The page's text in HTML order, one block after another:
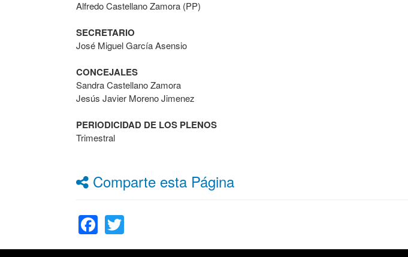
Alfredo Castellano Zamora (PP)
SECRETARIO
José Miguel García Asensio
CONCEJALES
Sandra Castellano Zamora
Jesús Javier Moreno Jimenez
PERIODICIDAD DE LOS PLENOS
Trimestral
Comparte esta Página
Facebook